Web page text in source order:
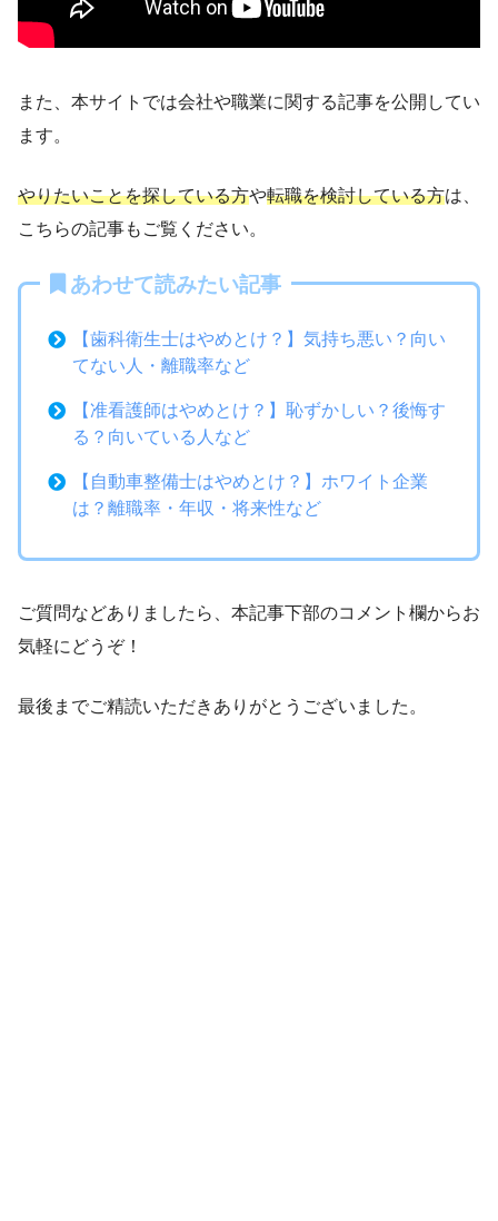
また、本サイトでは会社や職業に関する記事を公開してい
ます。
やりたいことを探している方や転職を検討している方は、
こちらの記事もご覧ください。
あわせて読みたい記事
【歯科衛生士はやめとけ？】気持ち悪い？向い
てない人・離職率など
【准看護師はやめとけ？】恥ずかしい？後悔す
る？向いている人など
【自動車整備士はやめとけ？】ホワイト企業
は？離職率・年収・将来性など
ご質問などありましたら、本記事下部のコメント欄からお
気軽にどうぞ！
最後までご精読いただきありがとうございました。